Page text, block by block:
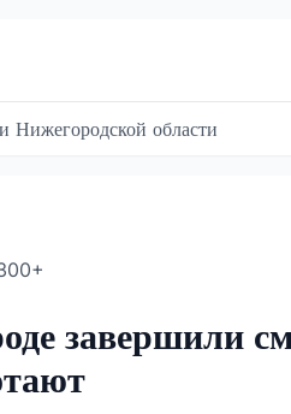
Нижегородской области
0+
завершили